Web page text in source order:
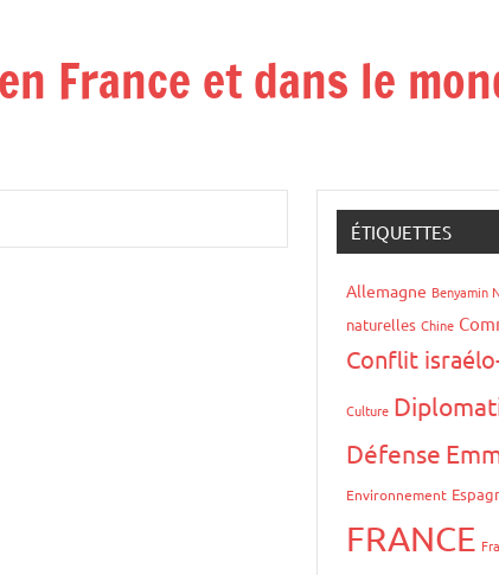
France et dans le
ÉTIQUETTES
Allemagne Benyamin
naturelles Chine
Conflit
Culture
Défense
Environnement
FRANCE